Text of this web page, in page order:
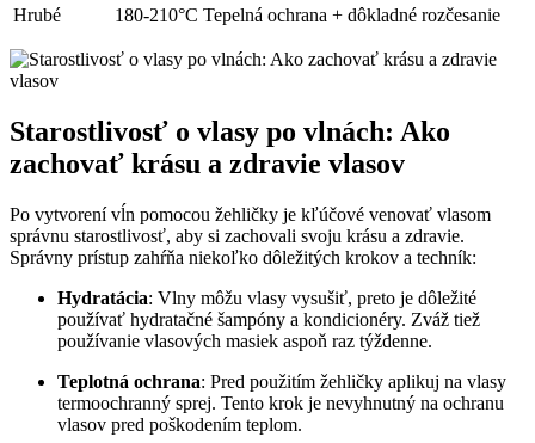
Hrubé
180-210°C Tepelná ochrana + dôkladné rozčesanie
Starostlivosť o vlasy po vlnách: Ako
zachovať krásu a zdravie vlasov
Po vytvorení vĺn pomocou žehličky je kľúčové venovať vlasom
správnu starostlivosť, aby si zachovali svoju krásu a zdravie.
Správny prístup zahŕňa niekoľko dôležitých krokov a techník:
Hydratácia: Vlny môžu vlasy vysušiť, preto je dôležité
používať hydratačné šampóny a kondicionéry. Zváž tiež
používanie vlasových masiek aspoň raz týždenne.
Teplotná ochrana: Pred použitím žehličky aplikuj na vlasy
termoochranný sprej. Tento krok je nevyhnutný na ochranu
vlasov pred poškodením teplom.